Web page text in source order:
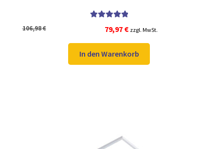
von 5
106,98€
Ursprünglicher
war:
106,98 €
79,97 €Aktueller
ist:
79,97 €.
zzgl. MwSt.
In den Warenkorb